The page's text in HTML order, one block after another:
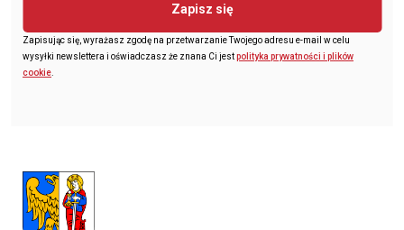
Zapisz się
Zapisując się, wyrażasz zgodę na przetwarzanie Twojego adresu e-mail w celu
wysyłki newslettera i oświadczasz że znana Ci jestpolityka prywatności i plików
cookie